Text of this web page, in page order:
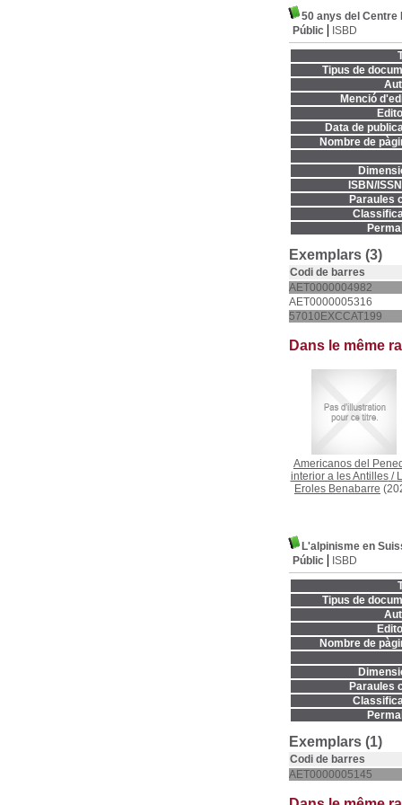
50 anys del
Públic
ISBD
Tipus de
Menció
Data de
Nombre de
ISBN/
Paraules
Exemplars (3)
Codi de barres
AET0000004982
AET0000005316
57010EXCCAT199
Dans le même
Americanos del
interior a les Antilles/
Eroles Benabarre
L'alpinisme en
Públic
ISBD
Tipus de
Nombre de
Paraules
Exemplars (1)
Codi de barres
AET0000005145